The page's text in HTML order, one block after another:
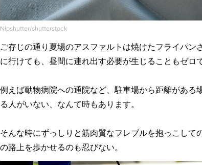
Nipshutter/shutterstock
ご存じの通り夏場のアスファルトは焼けたフライパン
に行けても、昼間に連れ出す必要が生じることもゼロ
例えば動物病院への通院など、駐車場から距離がある
る人がいない、なんて時もあります。
そんな時にずっしりと筋肉質なフレブルを抱っこして
の路上を歩かせるのも忍びない。